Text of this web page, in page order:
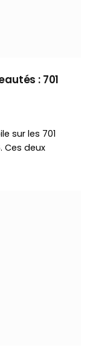
: 701
sur les 701
Ces deux